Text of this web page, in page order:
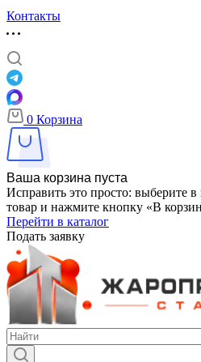
Контакты
0 Корзина
Ваша корзина пуста
Исправить это просто: выберите
товар и нажмите кнопку «В
Перейти в каталог
Подать заявку